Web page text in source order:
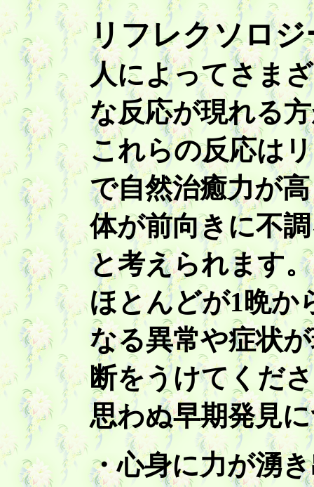
リフレクソロ
人によってさま
な反応が現れる
これらの反応は
で自然治癒力が
体が前向きに不
と考えられます。
ほとんどが1晩か
なる異常や症状
断をうけてくだ
思わぬ早期発見
・心身に力が湧